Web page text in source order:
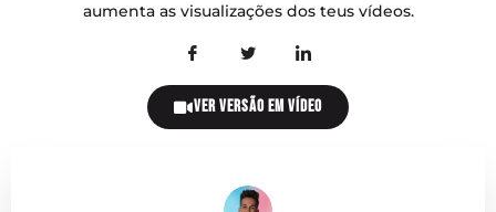
aumenta as visualizações dos teus vídeos.
VER VERSÃO EM VÍDEO